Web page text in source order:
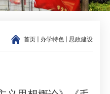
首页 办学特色 思政建设